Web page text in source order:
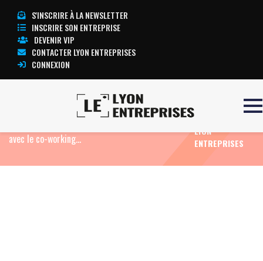
S'INSCRIRE À LA NEWSLETTER
INSCRIRE SON ENTREPRISE
DEVENIR VIP
CONTACTER LYON ENTREPRISES
CONNEXION
F2 : première brasserie de la
avec le co-working…
L’ACTUALITÉ
LYON
ENTREPRISES